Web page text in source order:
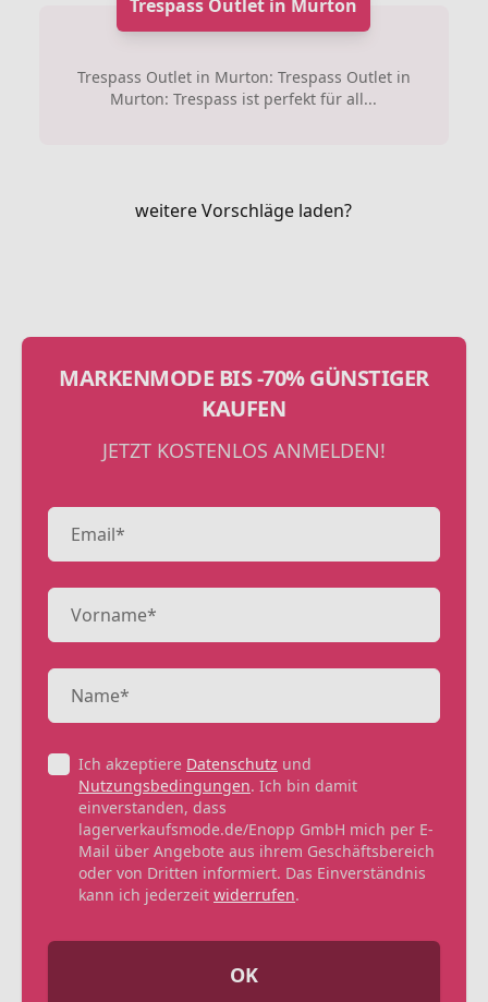
Trespass Outlet in Murton
Trespass Outlet in Murton: Trespass Outlet in
Murton: Trespass ist perfekt für all...
weitere Vorschläge laden?
MARKENMODE BIS -70% GÜNSTIGER
KAUFEN
JETZT KOSTENLOS ANMELDEN!
Ich akzeptiere Datenschutz und
Nutzungsbedingungen. Ich bin damit
einverstanden, dass
lagerverkaufsmode.de/Enopp GmbH mich per E-
Mail über Angebote aus ihrem Geschäftsbereich
oder von Dritten informiert. Das Einverständnis
kann ich jederzeit widerrufen.
OK